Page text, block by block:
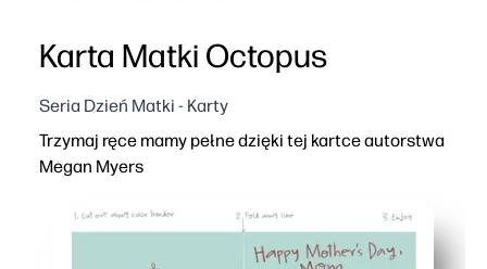
Karta Matki Octopus
Seria Dzień Matki - Karty
Trzymaj ręce mamy pełne dzięki tej kartce autorstwa
Megan Myers
No-prep print-and-go - pobieranie, drukowanie na
Kreatywność przyjazna dzieciom - dzieci kolorują,